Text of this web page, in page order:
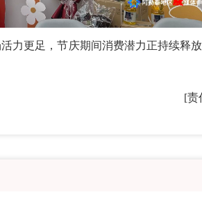
更足，节庆期间消费潜力正持续释
[责